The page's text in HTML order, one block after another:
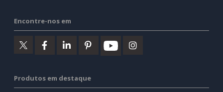
Encontre-nos em
Produtos em destaque